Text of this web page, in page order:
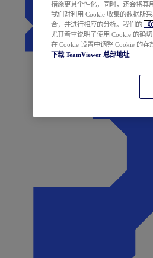
措施更具个性化，同时，还会将其
我们对利用 Cookie 收集的数据所
合，并进行相应的分析。我们的
尤其着重说明了使用 Cookie 的确
在 Cookie 设置中调整 Cookie 的存
下载 TeamViewer 总部地址